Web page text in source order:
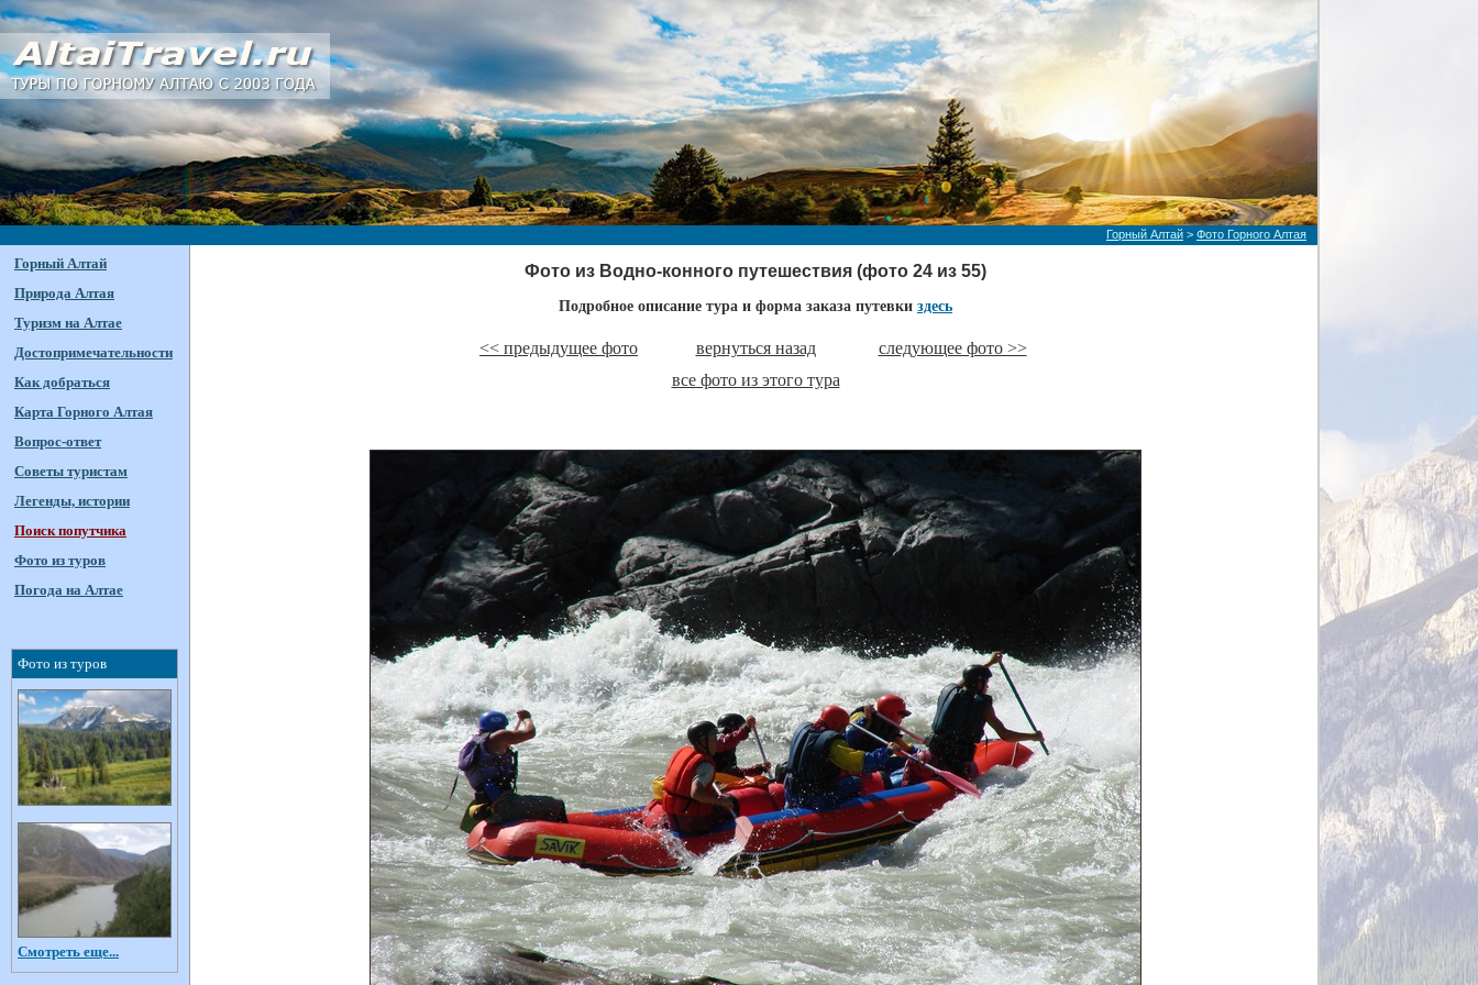
Горный Алтай > Фото Горного Алтая
Горный Алтай
Природа Алтая
Туризм на Алтае
Достопримечательности
Как добраться
Карта Горного Алтая
Вопрос-ответ
Советы туристам
Легенды, истории
Поиск попутчика
Фото из туров
Погода на Алтае
Фото из туров
Смотреть еще...
Фото из Водно-конного путешествия (фото 24 из 55)
Подробное описание тура и форма заказа путевки здесь
<< предыдущее фото вернуться назад
следующее фото >>
все фото из этого тура